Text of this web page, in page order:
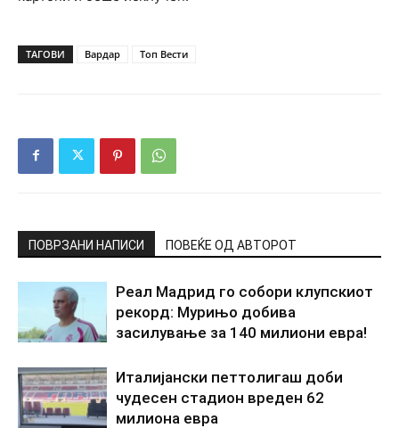
ТАГОВИ Вардар Топ Вести
ПОВРЗАНИ НАПИСИ ПОВЕЌЕ ОД АВТОРОТ
Реал Мадрид го собори клупскиот
рекорд: Мурињо добива
засилување за 140 милиони евра!
Италијански петтолигаш доби
чудесен стадион вреден 62
милиона евра